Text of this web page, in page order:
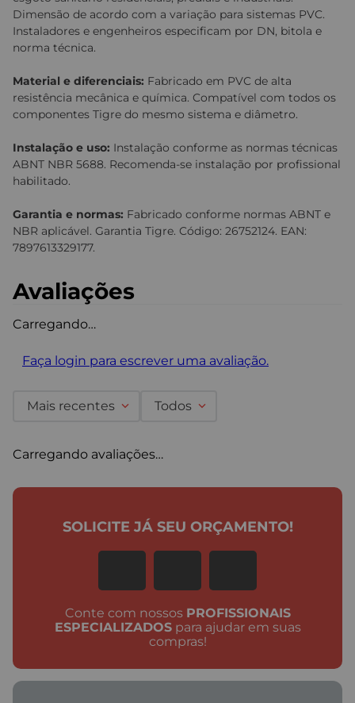
Dimensão de acordo com a variação para sistemas PVC.
Instaladores e engenheiros especificam por DN, bitola e
norma técnica.
Material e diferenciais: Fabricado em PVC de alta
resistência mecânica e química. Compatível com todos os
componentes Tigre do mesmo sistema e diâmetro.
Instalação e uso: Instalação conforme as normas técnicas
ABNT NBR 5688. Recomenda-se instalação por profissional
habilitado.
Garantia e normas: Fabricado conforme normas ABNT e
NBR aplicável. Garantia Tigre. Código: 26752124. EAN:
7897613329177.
Avaliações
Carregando…
Faça login para escrever uma avaliação.
Mais recentes Todos
Carregando avaliações…
Conte com nossos PROFISSIONAIS
ESPECIALIZADOSpara ajudar em suas
compras!
SOLICITE JÁ SEU ORÇAMENTO!